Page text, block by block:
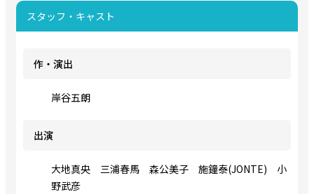
スタッフ・キャスト
作・演出
岸谷五朗
出演
大地真央 三浦春馬 森公美子 施鐘泰(JONTE) 小
野武彦